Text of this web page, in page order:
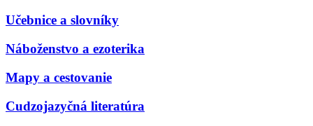
Učebnice a slovníky
Náboženstvo a ezoterika
Mapy a cestovanie
Cudzojazyčná literatúra